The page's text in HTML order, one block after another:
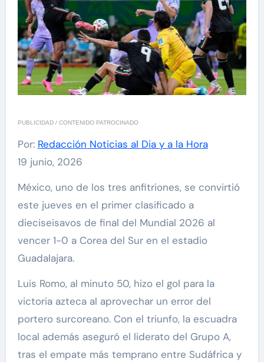
PUBLICIDAD / CONTENIDO PATROCINADO
Por: Redacción Noticias al Dia y a la Hora
19 junio, 2026
México, uno de los tres anfitriones, se convirtió
este jueves en el primer clasificado a
dieciseisavos de final del Mundial 2026 al
vencer 1-0 a Corea del Sur en el estadio
Guadalajara.
Luis Romo, al minuto 50, hizo el gol para la
victoria azteca al aprovechar un error del
portero surcoreano. Con el triunfo, la escuadra
local además aseguró el liderato del Grupo A,
tras el empate más temprano entre Sudáfrica y